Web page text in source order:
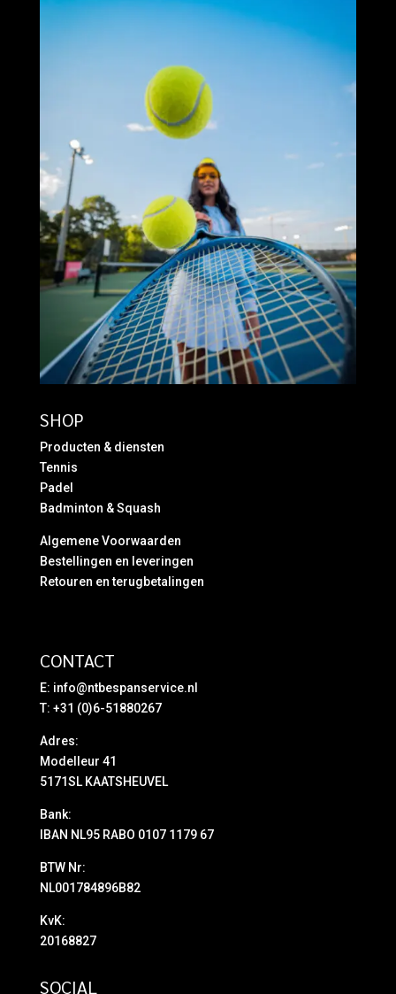
SHOP
Producten & diensten
Tennis
Padel
Badminton & Squash
Algemene Voorwaarden
Bestellingen en leveringen
Retouren en terugbetalingen
CONTACT
E: info@ntbespanservice.nl
T: +31 (0)6-51880267
Adres:
Modelleur 41
5171SL KAATSHEUVEL
Bank:
IBAN NL95 RABO 0107 1179 67
BTW Nr:
NL001784896B82
KvK:
20168827
SOCIAL